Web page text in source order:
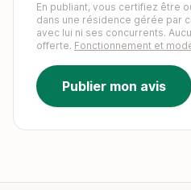
En publiant, vous certifiez être
dans une résidence gérée par
avec lui ni ses concurrents.
offerte. Fonctionnement et
Publier mon avis